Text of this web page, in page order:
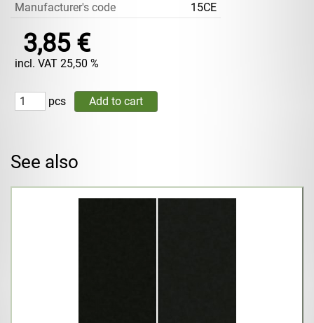
Manufacturer's code
15CE
3,85 €
incl. VAT 25,50 %
pcs
See also